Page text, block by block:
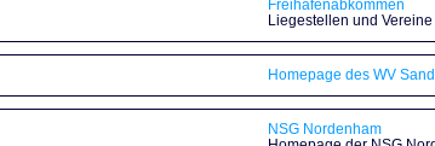
Freihafenabkommen
Liegestellen und
Homepage des WV
NSG Nordenham